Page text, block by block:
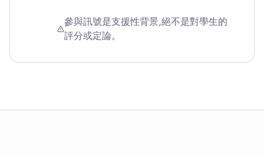
參與訊號是支援性背景,絕不是對學生的
評分或定論。